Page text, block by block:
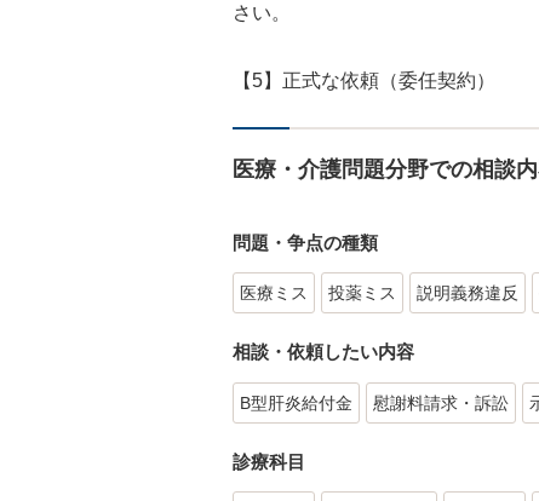
さい。
【5】正式な依頼（委任契約）
医療・介護問題分野での相談
問題・争点の種類
医療ミス 投薬ミス 説明義務違反
相談・依頼したい内容
B型肝炎給付金 慰謝料請求・訴訟
診療科目